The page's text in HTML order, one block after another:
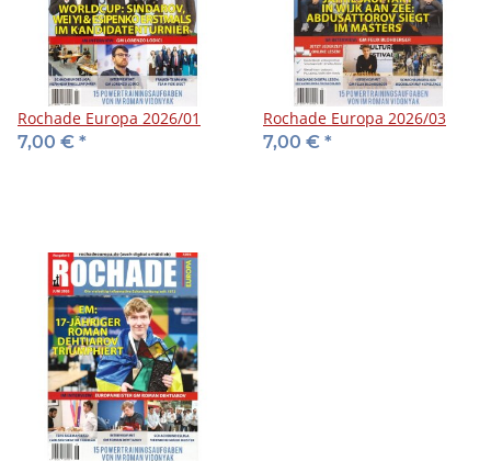
Rochade Europa 2026/01
7,00 € *
Rochade Europa 2026/03
7,00 € *